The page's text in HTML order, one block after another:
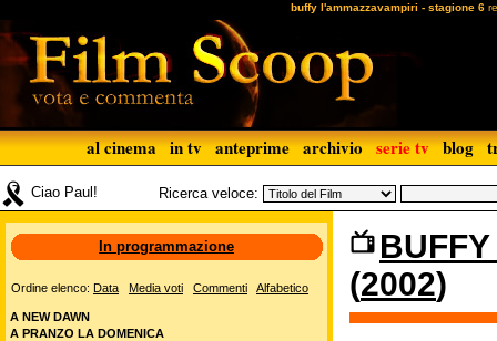
buffy l'ammazzavampiri - stagione 6
al cinema in tv anteprime archivio serie tv blog
Ciao Paul! Ricerca veloce:
(2002)
In programmazione
Ordine elenco: Data Media voti Commenti Alfabetico
A NEW DAWN
A PRANZO LA DOMENICA